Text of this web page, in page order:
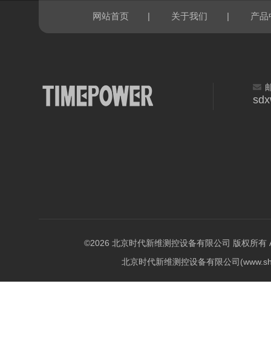
网站首页 | 关于我们 | 产品
©2026 北京时代新维测控设备有限公司 版权所有
北京时代新维测控设备有限公司